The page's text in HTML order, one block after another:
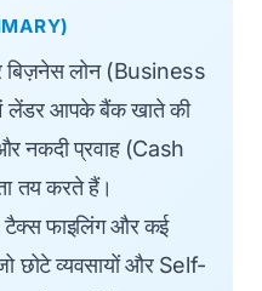
बिज़नेस लोन (Business
लेंडर आपके बैंक खाते की
नकदी प्रवाह (Cash
तय करते हैं।
टैक्स फाइलिंग और कई
छोटे व्यवसायों और Self-